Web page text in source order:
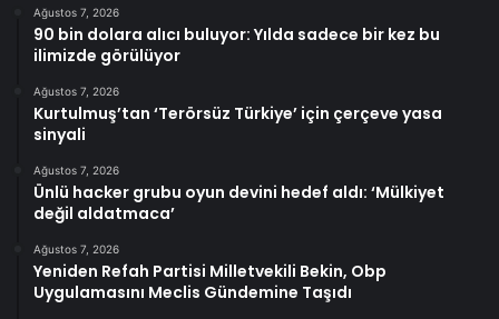
Ağustos 7, 2026
90 bin dolara alıcı buluyor: Yılda sadece bir kez bu
ilimizde görülüyor
Ağustos 7, 2026
Kurtulmuş’tan ‘Terörsüz Türkiye’ için çerçeve yasa
sinyali
Ağustos 7, 2026
Ünlü hacker grubu oyun devini hedef aldı: ‘Mülkiyet
değil aldatmaca’
Ağustos 7, 2026
Yeniden Refah Partisi Milletvekili Bekin, Obp
Uygulamasını Meclis Gündemine Taşıdı